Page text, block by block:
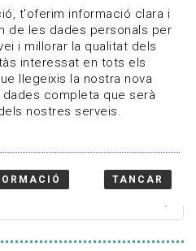
i notícies del sector de la
t'oferim informació clara i
de les dades personals per
i millorar la qualitat dels
interessat en tots els
llegeixis la nostra nova
completa que serà
nostres serveis.
TANCAR